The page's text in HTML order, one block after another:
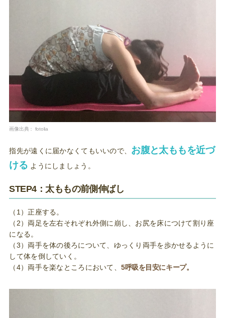
画像出典： fotolia
指先が遠くに届かなくてもいいので、 お腹と太ももを近づ
ける ようにしましょう。
STEP4：太ももの前側伸ばし
（1）正座する。
（2）両足を左右それぞれ外側に崩し、お尻を床につけて割り座
になる。
（3）両手を体の後ろについて、ゆっくり両手を歩かせるように
して体を倒していく。
（4）両手を楽なところにおいて、 5呼吸を目安にキープ。